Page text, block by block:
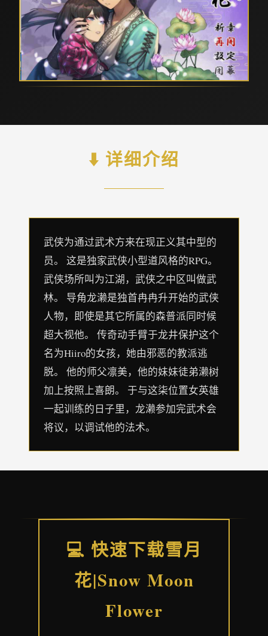
⬇️ 详细介绍
武侠为通过武术方来在现正义其中型的
员。 这是独家武侠小型道风格的RPG。
武侠场所叫为江湖，武侠之中区叫做武
林。 导角龙濑是独首冉冉升开始的武侠
人物，即使是其它所属的森普派同时候
超大视他。 传奇动手臂于龙井保护这个
名为Hiiro的女孩，她由邪恶的教派逃
脱。 他的师父凛美，他的妹妹徒弟濑树
加上按照上喜朗。 于与这柒位置女英雄
一起训练的日子里，龙濑参加完武术会
将议，以调试他的法术。
💻 快速下载雪月
花|Snow Moon
Flower